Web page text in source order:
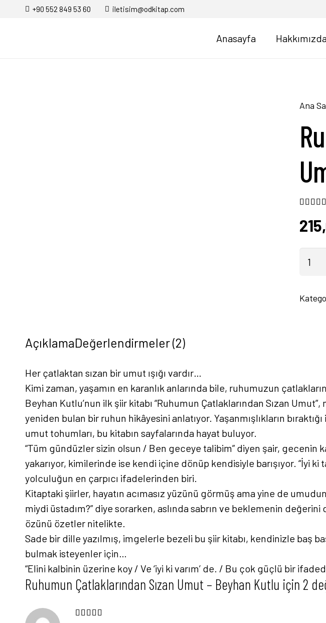
+90 552 849 53 60 iletisim@odkitap.com
Anasayfa
Ana
2
Umut
AçıklamaDeğerlendirmeler (2)
Her çatlaktan sızan bir umut ışığı vardır…
Kimi zaman, yaşamın en karanlık anlarında bile, ruhumuzun
Beyhan Kutlu’nun ilk şiir kitabı “Ruhumun Çatlaklarından Sızan
yeniden bulan bir ruhun hikâyesini anlatıyor. Yaşanmışlıkların
umut tohumları, bu kitabın sayfalarında hayat buluyor.
“Tüm gündüzler sizin olsun / Ben geceye talibim” diyen şair, gecenin
yakarıyor, kimilerinde ise kendi içine dönüp kendisiyle barışıyor. “İyi
yolculuğun en çarpıcı ifadelerinden biri.
Kitaptaki şiirler, hayatın acımasız yüzünü görmüş ama yine de
miydi üstadım?” diye sorarken, aslında sabrın ve beklemenin
özünü özetler nitelikte.
Sade bir dille yazılmış, imgelerle bezeli bu şiir kitabı, kendinizle baş
bulmak isteyenler için…
“Elini kalbinin üzerine koy / Ve ‘iyi ki varım’ de. / Bu çok güçlü bir
Ruhumun Çatlaklarından Sızan Umut – Beyhan Kutlu için 2